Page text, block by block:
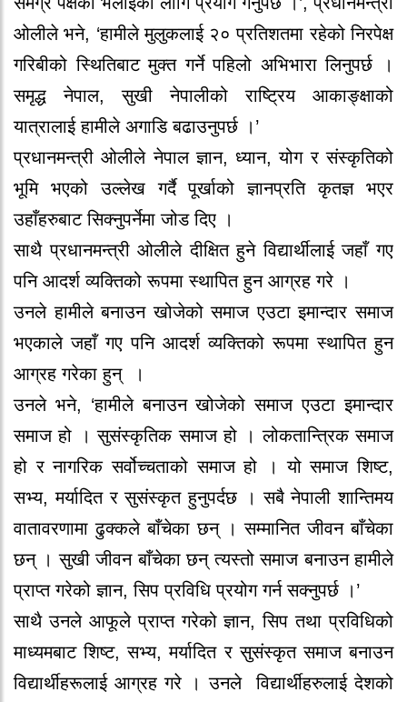
ओलीले भने, ‘हामीले मुलुकलाई २० प्रतिशतमा रहेको निरपेक्ष
गरिबीको स्थितिबाट मुक्त गर्ने पहिलो अभिभारा लिनुपर्छ ।
समृद्ध नेपाल, सुखी नेपालीको राष्ट्रिय आकाङ्क्षाको
यात्रालाई हामीले अगाडि बढाउनुपर्छ ।’
प्रधानमन्त्री ओलीले नेपाल ज्ञान, ध्यान, योग र संस्कृतिको
भूमि भएको उल्लेख गर्दै पूर्खाको ज्ञानप्रति कृतज्ञ भएर
उहाँहरुबाट सिक्नुपर्नेमा जोड दिए ।
साथै प्रधानमन्त्री ओलीले दीक्षित हुने विद्यार्थीलाई जहाँ गए
पनि आदर्श व्यक्तिको रूपमा स्थापित हुन आग्रह गरे ।
उनले हामीले बनाउन खोजेको समाज एउटा इमान्दार समाज
भएकाले जहाँ गए पनि आदर्श व्यक्तिको रूपमा स्थापित हुन
आग्रह गरेका हुन् ।
उनले भने, ‘हामीले बनाउन खोजेको समाज एउटा इमान्दार
समाज हो । सुसंस्कृतिक समाज हो । लोकतान्त्रिक समाज
हो र नागरिक सर्वोच्चताको समाज हो । यो समाज शिष्ट,
सभ्य, मर्यादित र सुसंस्कृत हुनुपर्दछ । सबै नेपाली शान्तिमय
वातावरणामा ढुक्कले बाँचेका छन् । सम्मानित जीवन बाँचेका
छन् । सुखी जीवन बाँचेका छन् त्यस्तो समाज बनाउन हामीले
प्राप्त गरेको ज्ञान, सिप प्रविधि प्रयोग गर्न सक्नुपर्छ ।’
साथै उनले आफूले प्राप्त गरेको ज्ञान, सिप तथा प्रविधिको
माध्यमबाट शिष्ट, सभ्य, मर्यादित र सुसंस्कृत समाज बनाउन
विद्यार्थीहरूलाई आग्रह गरे । उनले विद्यार्थीहरुलाई देशको